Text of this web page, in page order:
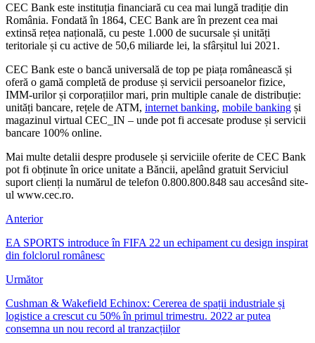
CEC Bank este instituția financiară cu cea mai lungă tradiție din
România. Fondată în 1864, CEC Bank are în prezent cea mai
extinsă rețea națională, cu peste 1.000 de sucursale și unități
teritoriale și cu active de 50,6 miliarde lei, la sfârșitul lui 2021.
CEC Bank este o bancă universală de top pe piața românească și
oferă o gamă completă de produse și servicii persoanelor fizice,
IMM-urilor și corporațiilor mari, prin multiple canale de distribuție:
unități bancare, rețele de ATM, internet banking, mobile banking și
magazinul virtual CEC_IN – unde pot fi accesate produse și servicii
bancare 100% online.
Mai multe detalii despre produsele și serviciile oferite de CEC Bank
pot fi obținute în orice unitate a Băncii, apelând gratuit Serviciul
suport clienți la numărul de telefon 0.800.800.848 sau accesând site-
ul www.cec.ro.
Anterior
EA SPORTS introduce în FIFA 22 un echipament cu design inspirat
din folclorul românesc
Următor
Cushman & Wakefield Echinox: Cererea de spații industriale și
logistice a crescut cu 50% în primul trimestru. 2022 ar putea
consemna un nou record al tranzacțiilor